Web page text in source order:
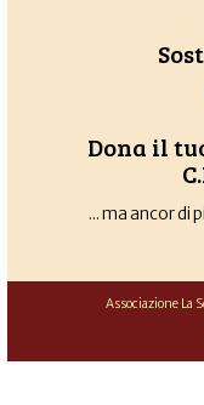
Dona il
... ma ancor di
Associazione La